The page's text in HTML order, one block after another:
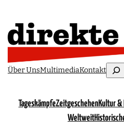
Über UnsMultimediaKontakt
TageskämpfeZeitgeschehenKultur &
Weltweit